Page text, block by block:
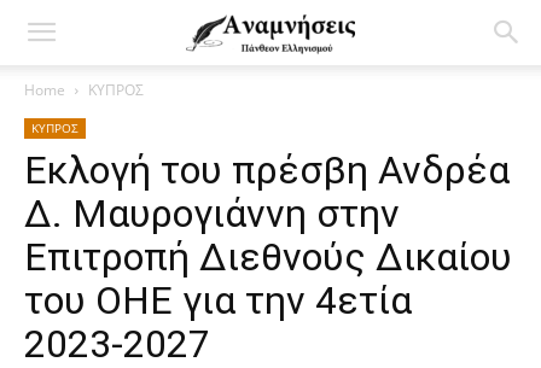
Home ΚΥΠΡΟΣ
ΚΥΠΡΟΣ
Εκλογή του πρέσβη Ανδρέα
Δ. Μαυρογιάννη στην
Επιτροπή Διεθνούς Δικαίου
του ΟΗΕ για την 4ετία
2023-2027